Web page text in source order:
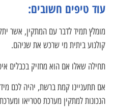
עוד טיפים חשובים:
מומלץ תמיד לדבר עם המתקין, אשר
קולנוע ביתית מי שרכש את שניהם.
תחילה שאלו אם הוא מחזיק בכבלים
אם תתעניינו קמת ברשת, יהיה לכם
הנכונות למתקין מערכת סטריאו